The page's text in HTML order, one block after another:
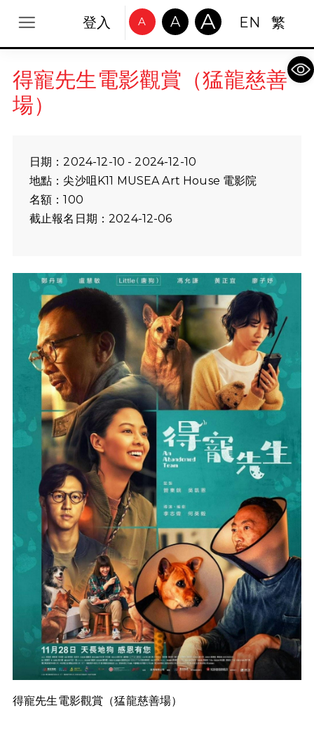
登入 A A A EN 繁
得寵先生電影觀賞（猛龍慈善
場）
日期：2024-12-10 - 2024-12-10
地點：尖沙咀K11 MUSEA Art House 電影院
名額：100
截止報名日期：2024-12-06
得寵先生電影觀賞（猛龍慈善場）